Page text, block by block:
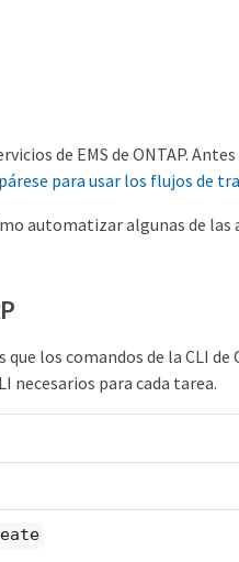
de EMS de ONTAP.
para usar los flujos de
automatizar algunas de las
los comandos de la CLI de
necesarios para cada tarea.